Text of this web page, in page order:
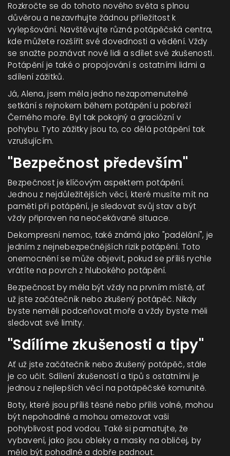
Rozkročte se do tohoto nového světa s plnou
důvěrou a nezavrhujte žádnou příležitost k
vylepšování. Navštěvujte různá potápěčská centra,
kde můžete rozšířit své dovednosti a vědění. Vždy
se snažte poznávat nové lidi a sdílet své zkušenosti.
Potápění je také o propojování s ostatními lidmi a
sdílení zážitků.
Já, Alena, jsem měla jedno nezapomenutelné
setkání s rejnokem během potápění u pobřeží
Černého moře. Byl tak pokojný a graciózní v
pohybu. Tyto zážitky jsou to, co dělá potápění tak
vzrušujícím.
"Bezpečnost především"
Bezpečnost je klíčovým aspektem potápění.
Jednou z nejdůležitějších věcí, které musíte mít na
paměti při potápění, je sledovat svůj stav a být
vždy připraven na neočekávané situace.
Dekompresní nemoc, také známá jako "padělání", je
jedním z nejnebezpečnějších rizik potápění. Toto
onemocnění se může objevit, pokud se příliš rychle
vrátíte na povrch z hlubokého potápění.
Bezpečnost by měla být vždy na prvním místě, ať
už jste začátečník nebo zkušený potápěč. Nikdy
byste neměli podceňovat moře a vždy byste měli
sledovat své limity.
"Sdílíme zkušenosti a tipy"
Ať už jste začátečník nebo zkušený potápěč, stále
je co učit. Sdílení zkušeností a tipů s ostatními je
jednou z nejlepších věcí na potápěčské komunitě.
Boty, které jsou příliš těsné nebo příliš volné, mohou
být nepohodlné a mohou omezovat vaši
pohyblivost pod vodou. Také si pamatujte, že
vybavení, jako jsou obleky a masky na obličej, by
mělo být pohodlné a dobře padnout.